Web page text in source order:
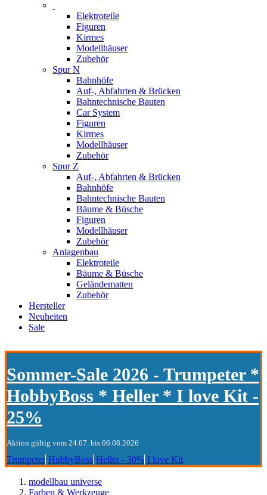
Elektroteile
Figuren
Kirmes
Modellhäuser
Zubehör
Spur N
Bahnhöfe
Auf-, Abfahrten & Brücken
Bahntechnische Bauten
Car System
Figuren
Kirmes
Modellhäuser
Zubehör
Spur Z
Auf-, Abfahrten & Brücken
Bahnhöfe
Bahntechnische Bauten
Bäume & Büsche
Figuren
Modellhäuser
Zubehör
Anlagenbau
Elektroteile
Bäume & Büsche
Geländematten
Zubehör
Hersteller
Neuheiten
Sale
Sommer-Sale 2026 - Trumpeter *
HobbyBoss * Heller * I love Kit -
25%
Aktion gültig vom 24.07. bis 06.08.2026
Trumpeter HobbyBoss Heller - 30% I love Kit
modellbau universe
Farben & Werkzeuge